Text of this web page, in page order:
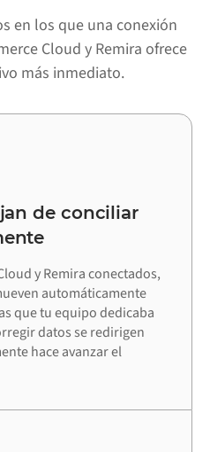
en los que una conexión
Cloud y Remira ofrece
más inmediato.
de conciliar
y Remira conectados,
automáticamente
que tu equipo dedicaba
datos se redirigen
hace avanzar el